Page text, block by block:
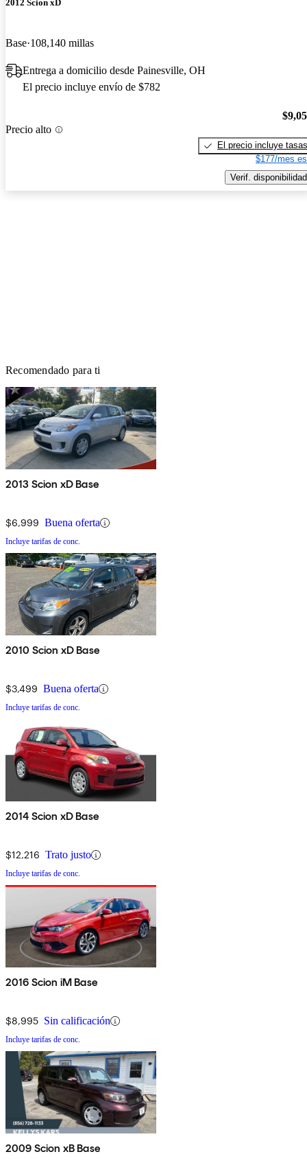
2012 Scion xD
Base 108,140 millas
Entrega a domicilio desde Painesville, OH
El precio incluye envío de $782
Precio alto
El precio incluye tasas
$177/mes
Verif. disponibilidad
Recomendado para ti
2013 Scion xD Base
$6,999 Buena oferta
Incluye tarifas de conc.
2010 Scion xD Base
$3,499 Buena oferta
Incluye tarifas de conc.
2014 Scion xD Base
$12,216 Trato justo
Incluye tarifas de conc.
2016 Scion iM Base
$8,995 Sin calificación
Incluye tarifas de conc.
2009 Scion xB Base